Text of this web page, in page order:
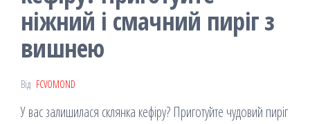
ніжний і смачний пиріг з
вишнею
Від FCVOMOND
У вас залишилася склянка кефіру? Приготуйте чудовий пиріг